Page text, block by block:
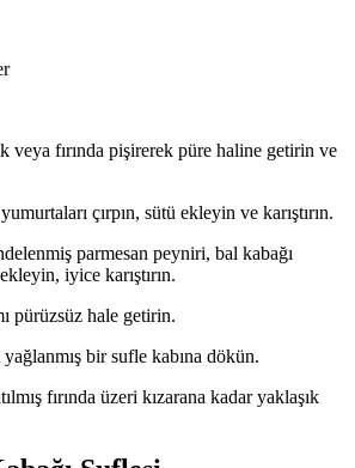
veya fırında pişirerek püre haline getirin ve
çırpın, sütü ekleyin ve karıştırın.
parmesan peyniri, bal kabağı
iyice karıştırın.
pürüzsüz hale getirin.
yağlanmış bir sufle kabına dökün.
fırında üzeri kızarana kadar yaklaşık